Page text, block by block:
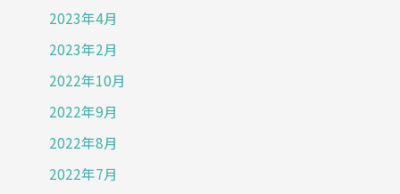
2023年4月
2023年2月
2022年10月
2022年9月
2022年8月
2022年7月